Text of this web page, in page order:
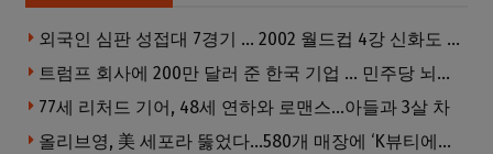
외국인 심판 성접대 7경기 … 2002 월드컵 4강 신화도 흔들
트럼프 회사에 200만 달러 준 한국 기업 … 민주당 뇌물의혹 조사
77세 리처드 기어, 48세 연하와 로맨스…아들과 3살 차
올리브영, 美 세포라 뚫었다…580개 매장에 ‘K뷰티에딧’ 론칭